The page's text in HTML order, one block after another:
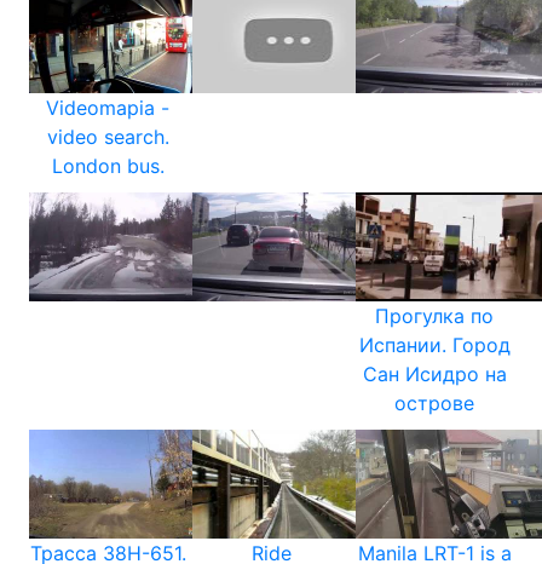
Videomapia -
video search.
London bus.
Прогулка по
Испании. Город
Сан Исидро на
острове
Трасса 38Н-651. Ride Manila LRT-1 is a